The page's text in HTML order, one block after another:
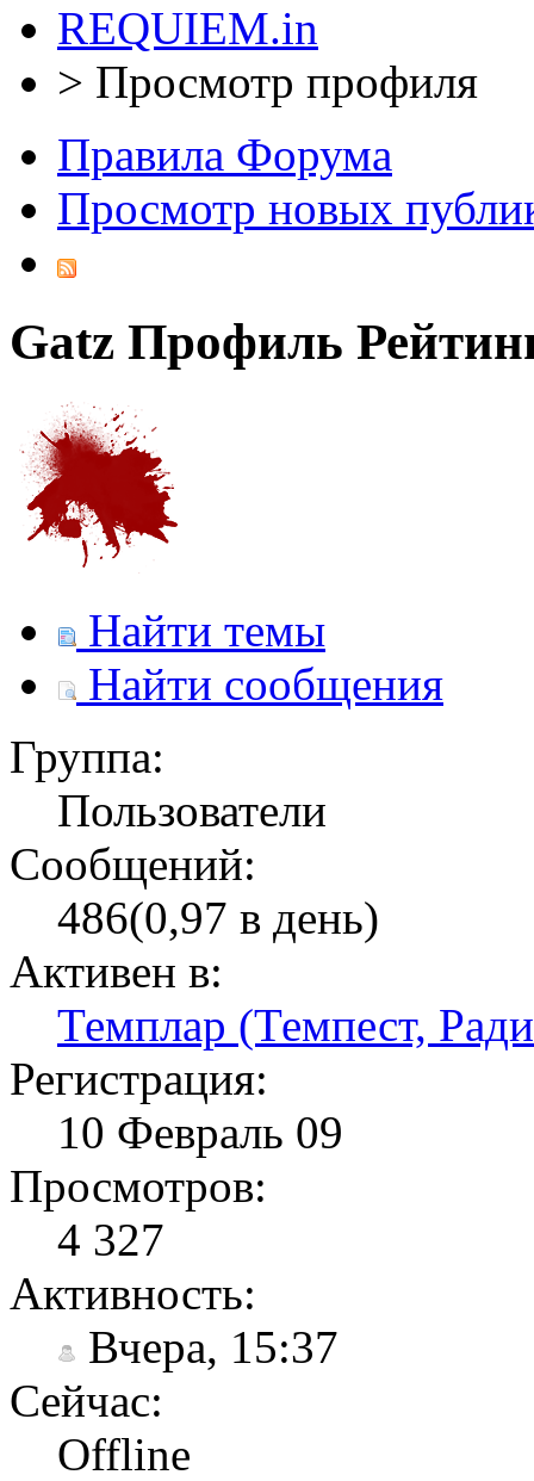
REQUIEM.in
> Просмотр профиля
Правила Форума
Просмотр новых
Gatz Профиль
Найти темы
Найти сообщения
Группа:
Пользователи
Сообщений:
486(0,97 в день)
Активен в:
Темплар (Темпест,
Регистрация:
10 Февраль 09
Просмотров:
4 327
Активность:
Вчера, 15:37
Сейчас:
Offline